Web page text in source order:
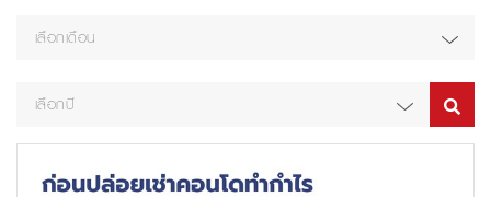
เลือกเดือน
เลือกปี